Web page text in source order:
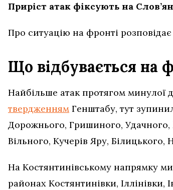
Приріст атак фіксують на
Про ситуацію на фронті
Що відбувається на
Найбільше атак протягом минулої
твердженням Генштабу, тут
Дорожнього, Гришиного, Удачного,
Вільного, Кучерів Яру,
На Костянтинівському напрямку
районах Костянтинівки, Іллінівки,